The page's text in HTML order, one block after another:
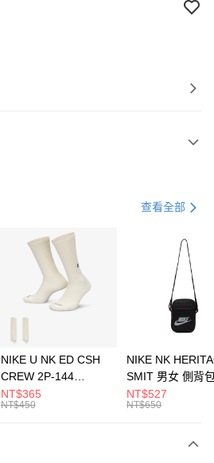
21家銀行
第一商業銀行
彰化商業銀行
查看全部
NIKE U NK ED CSH
CREW 2P-144
EMBRDY 男女 短統襪
FZ3073133
NT$365
NT$450
NIKE NK
SMIT 男女 側背
BA5871010
NT$527
NT$650